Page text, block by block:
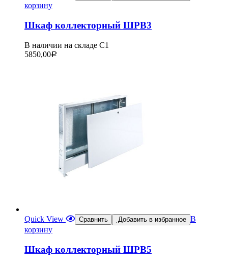
корзину
Шкаф коллекторный ШРВ3
В наличии на складе С1
5850,00Р
Quick View Сравнить Добавить в избранное В
корзину
Шкаф коллекторный ШРВ5